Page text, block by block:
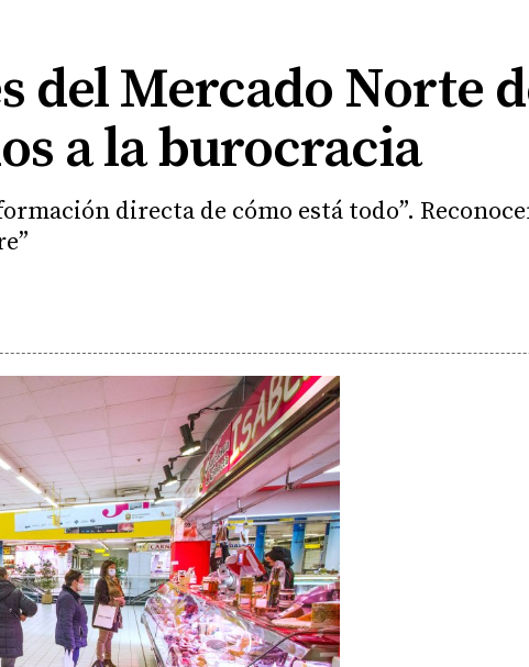
del Mercado Norte
a la burocracia
directa de cómo está todo”.